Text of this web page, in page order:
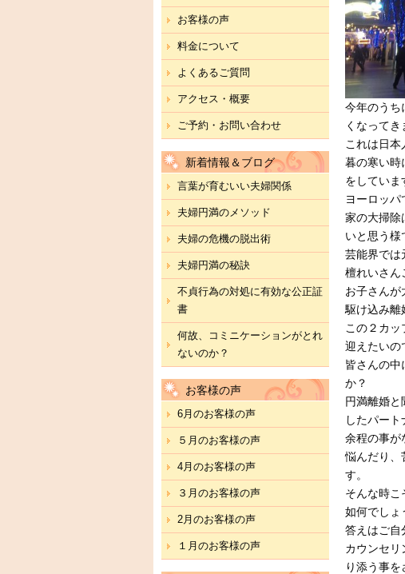
今年のうち
くなってき
これは日
暮の寒い時
をしていま
ヨーロッパ
家の大掃除
いと思う様
芸能界では
檀れいさん
お子さんが
駆け込み離
この２カ
迎えたいの
皆さんの中
か？
円満離婚と
したパート
余程の事が
悩んだり、
す。
そんな時こ
如何でしょ
答えはご自
カウンセリ
り添う事を
お客様の声
料金について
よくあるご質問
アクセス・概要
ご予約・お問い合わせ
新着情報＆ブログ
言葉が育むいい夫婦関係
夫婦円満のメソッド
夫婦の危機の脱出術
夫婦円満の秘訣
不貞行為の対処に有効な公正証
書
何故、コミニケーションがとれ
ないのか？
お客様の声
6月のお客様の声
５月のお客様の声
4月のお客様の声
３月のお客様の声
2月のお客様の声
１月のお客様の声